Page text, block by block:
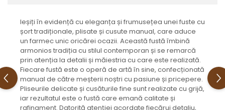
Ieșiți în evidență cu eleganța și frumusețea unei fuste cu
șort tradiționale, plisate și cusute manual, care aduce
un farmec unic oricărei ocazii. Această fustă îmbină
armonios tradiția cu stilul contemporan și se remarcă
prin atenția la detalii și măiestria cu care este realizată.
Fiecare fustă este o operă de artă în sine, confecționată
manual de către meșterii noștri cu pasiune și pricepere.
Pliseurile delicate și cusăturile fine sunt realizate cu grijă,
iar rezultatul este o fustă care emană calitate și
rafinament. Datorită atenției acordate fiecărui detaliu,